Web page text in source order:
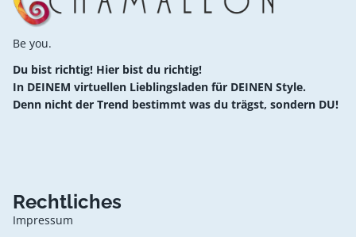
Be you.
Du bist richtig! Hier bist du richtig!
In DEINEM virtuellen Lieblingsladen für DEINEN Style.
Denn nicht der Trend bestimmt was du trägst, sondern DU!
Rechtliches
Impressum